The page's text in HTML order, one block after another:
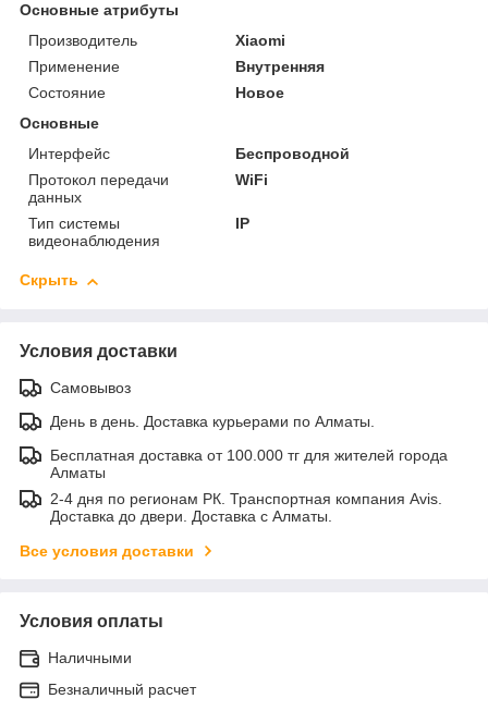
Основные атрибуты
Производитель
Xiaomi
Применение
Внутренняя
Состояние
Новое
Основные
Интерфейс
Беспроводной
Протокол передачи
данных
WiFi
Тип системы
видеонаблюдения
IP
Скрыть
Условия доставки
Самовывоз
День в день. Доставка курьерами по Алматы.
Бесплатная доставка от 100.000 тг для жителей города
Алматы
2-4 дня по регионам РК. Транспортная компания Avis.
Доставка до двери. Доставка с Алматы.
Все условия доставки
Условия оплаты
Наличными
Безналичный расчет